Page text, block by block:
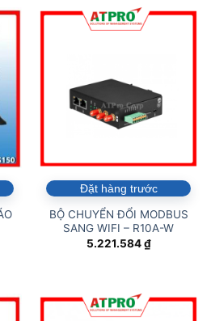
Đặt hàng trước
BỘ CHUYỂN ĐỔI MODBUS
SANG WIFI – R10A-W
5.221.584₫